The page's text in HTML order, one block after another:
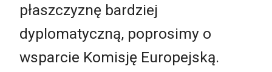
płaszczyznę bardziej
dyplomatyczną, poprosimy o
wsparcie Komisję Europejską.